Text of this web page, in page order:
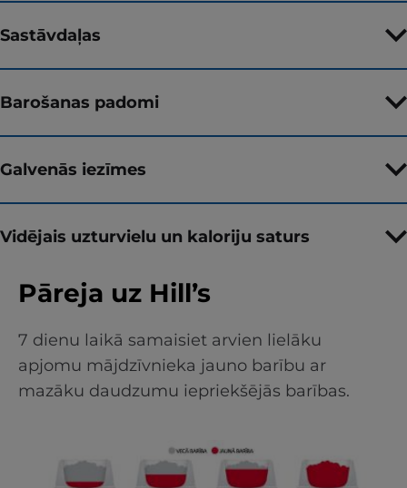
Sastāvdaļas
Barošanas padomi
Galvenās iezīmes
Vidējais uzturvielu un kaloriju saturs
Pāreja uz Hill’s
7 dienu laikā samaisiet arvien lielāku
apjomu mājdzīvnieka jauno barību ar
mazāku daudzumu iepriekšējās barības.